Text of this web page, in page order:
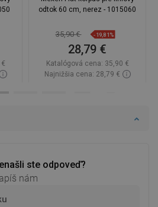
ste odpoveď?
nám
odtok 60 cm, nerez - 1015060
35,90 € -19,81%
28,79 €
Katalógová cena: 35,90 €
Najnižšia cena: 28,79 €